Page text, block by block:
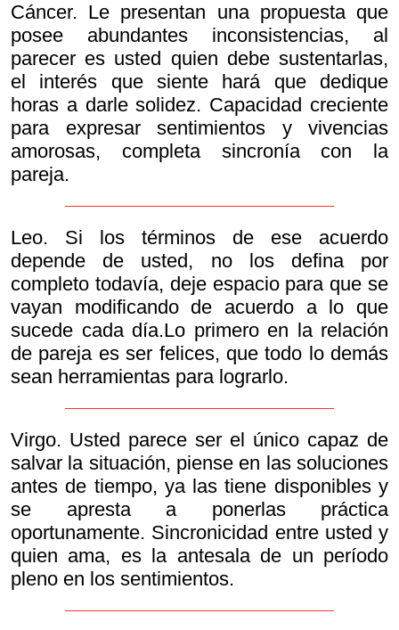
Cáncer. Le presentan una propuesta que
posee abundantes inconsistencias, al
parecer es usted quien debe sustentarlas,
el interés que siente hará que dedique
horas a darle solidez. Capacidad creciente
para expresar sentimientos y vivencias
amorosas, completa sincronía con la
pareja.
Leo. Si los términos de ese acuerdo
depende de usted, no los defina por
completo todavía, deje espacio para que se
vayan modificando de acuerdo a lo que
sucede cada día.Lo primero en la relación
de pareja es ser felices, que todo lo demás
sean herramientas para lograrlo.
Virgo. Usted parece ser el único capaz de
salvar la situación, piense en las soluciones
antes de tiempo, ya las tiene disponibles y
se apresta a ponerlas práctica
oportunamente. Sincronicidad entre usted y
quien ama, es la antesala de un período
pleno en los sentimientos.